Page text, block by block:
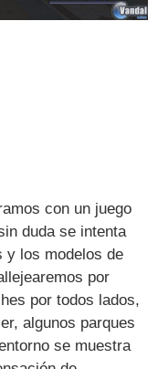
con un juego
duda se intenta
y los modelos de
por
por todos lados,
algunos parques
se muestra